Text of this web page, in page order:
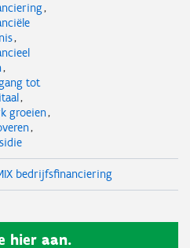
tot
groeien
bedrijfsfinanciering
hier aan.